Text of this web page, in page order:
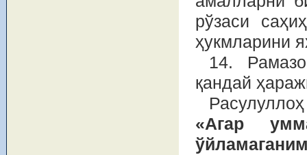
рўзаси
ҳукмларини
14.
қандай
«Агар